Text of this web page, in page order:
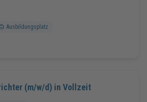
Ausbildungsplatz
(m/w/d) in Vollzeit